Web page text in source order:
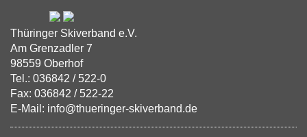
Thüringer Skiverband e.V.
Am Grenzadler 7
98559 Oberhof
Tel.: 036842 / 522-0
Fax: 036842 / 522-22
E-Mail: info@thueringer-skiverband.de